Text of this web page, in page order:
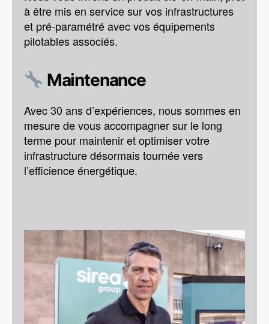
à être mis en service sur vos infrastructures
et pré-paramétré avec vos équipements
pilotables associés.
Maintenance
Avec 30 ans d’expériences, nous sommes en
mesure de vous accompagner sur le long
terme pour maintenir et optimiser votre
infrastructure désormais tournée vers
l’efficience énergétique.